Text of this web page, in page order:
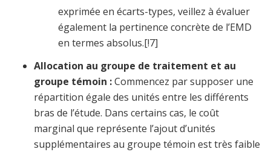
exprimée en écarts-types, veillez à évaluer
également la pertinence concrète de l’EMD
en termes absolus.[!7]
Allocation au groupe de traitement et au
groupe témoin :Commencez par supposer une
répartition égale des unités entre les différents
bras de l’étude. Dans certains cas, le coût
marginal que représente l’ajout d’unités
supplémentaires au groupe témoin est très faible